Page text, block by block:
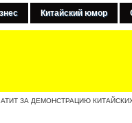
Китайский юмор
ЗА ДЕМОНСТРАЦИЮ